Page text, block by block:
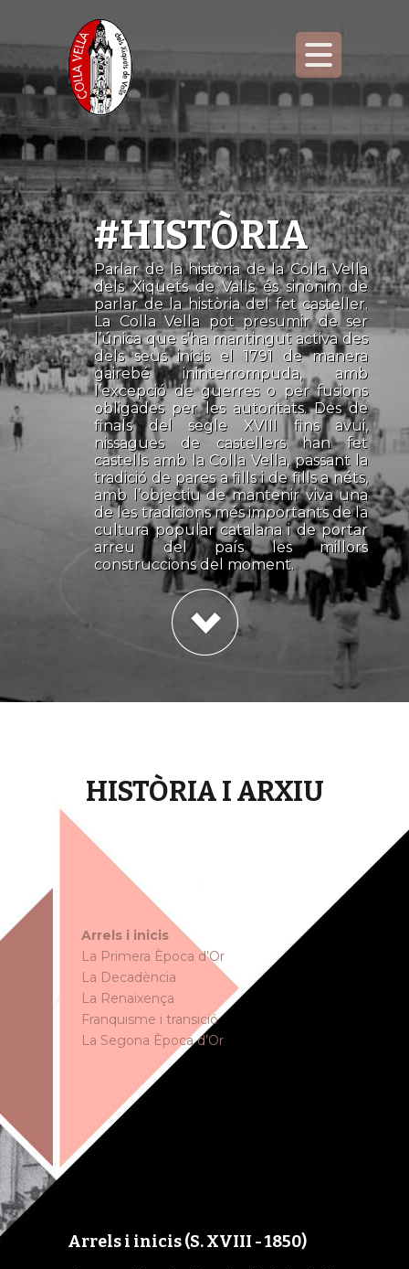
#HISTÒRIA
Parlar de la història de la Colla Vella
dels Xiquets de Valls és sinònim de
parlar de la història del fet casteller.
La Colla Vella pot presumir de ser
l’única que s’ha mantingut activa des
dels seus inicis el 1791 de manera
gairebé ininterrompuda, amb
l’excepció de guerres o per fusions
obligades per les autoritats. Des de
finals del segle XVIII fins avui,
nissagues de castellers han fet
castells amb la Colla Vella, passant la
tradició de pares a fills i de fills a néts,
amb l’objectiu de mantenir viva una
de les tradicions més importants de la
cultura popular catalana i de portar
arreu del país les millors
construccions del moment.
HISTÒRIA I ARXIU
Arrels i inicis
La Primera Època d’Or
La Decadència
La Renaixença
Franquisme i transició
La Segona Època d’Or
Arrels i inicis (S. XVIII - 1850)